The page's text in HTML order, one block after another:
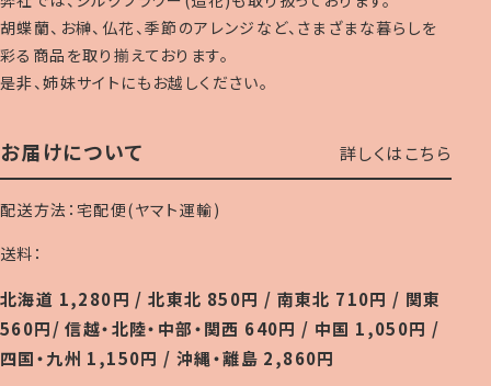
胡蝶蘭、お榊、仏花、季節のアレンジなど、さまざまな暮らしを
彩る商品を取り揃えております。
是非、姉妹サイトにもお越しください。
お届けについて 詳しくはこちら
配送方法：宅配便(ヤマト運輸)
送料：
北海道 1,280円 / 北東北 850円 / 南東北 710円 / 関東
560円/ 信越・北陸・中部・関西 640円 / 中国 1,050円 /
四国・九州 1,150円 / 沖縄・離島 2,860円